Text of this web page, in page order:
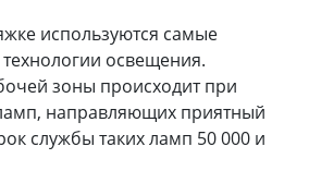
используются самые
освещения.
зоны происходит при
направляющих приятный
службы таких ламп 50 000 и